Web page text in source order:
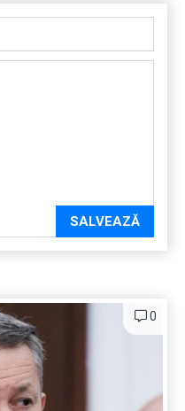
SALVEAZĂ
0